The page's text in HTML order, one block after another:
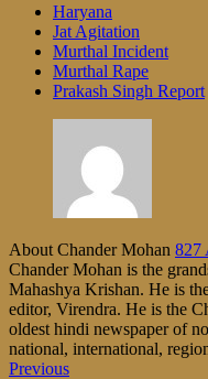
Haryana
Jat Agitation
Murthal Incident
Murthal Rape
Prakash Singh Report
About Chander Mohan 827
Chander Mohan is the
Mahashya Krishan. He is
editor, Virendra. He is the
oldest hindi newspaper of
national, international,
Previous